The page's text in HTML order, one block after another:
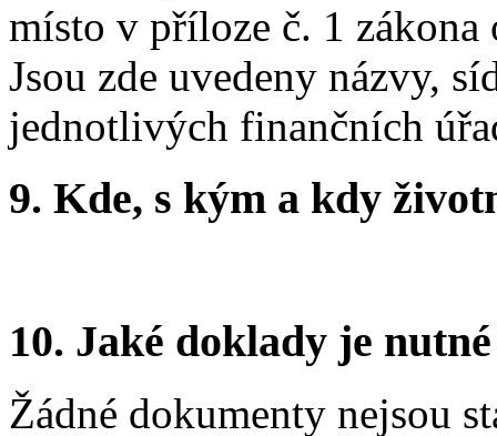
místo v příloze č. 1 zákona
Jsou zde uvedeny názvy,
jednotlivých finančních
9. Kde, s kým a kdy
10. Jaké doklady je
Žádné dokumenty nejsou